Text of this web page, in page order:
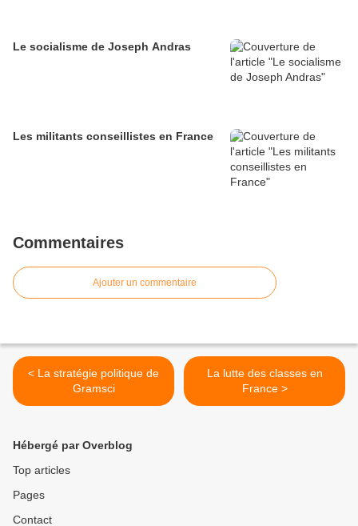
Le socialisme de Joseph Andras
Les militants conseillistes en France
Commentaires
Ajouter un commentaire
< La stratégie politique de
Gramsci
La lutte des classes en
France >
Hébergé par Overblog
Top articles
Pages
Contact